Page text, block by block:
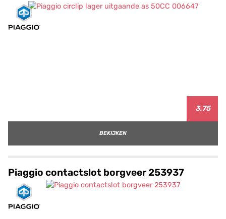
3.75
BEKIJKEN
Piaggio contactslot borgveer 253937